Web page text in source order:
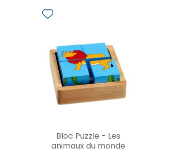
Bloc Puzzle - Les
animaux du monde